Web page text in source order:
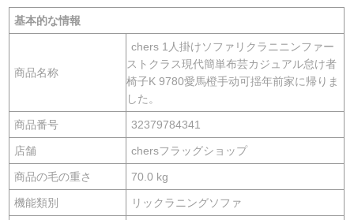
基本的な情報
商品名称
chers 1人掛けソファリクラニニンファー
ストクラス現代簡単布芸カジュアル怠け者
椅子K 9780愛馬橙手动可揺年前家に帰りま
した。
商品番号 32379784341
店舗 chersフラッグショップ
商品の毛の重さ 70.0 kg
機能類別 リックラニングソファ